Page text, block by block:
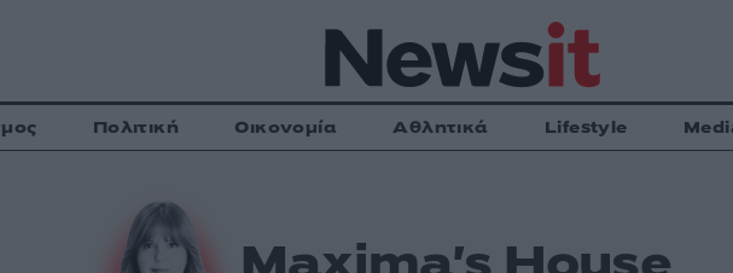
Πολιτική Οικονομία Αθλητικά Lifestyle